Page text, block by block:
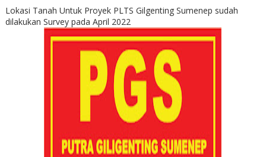
Lokasi Tanah Untuk Proyek PLTS Gilgenting Sumenep sudah
dilakukan Survey pada April 2022